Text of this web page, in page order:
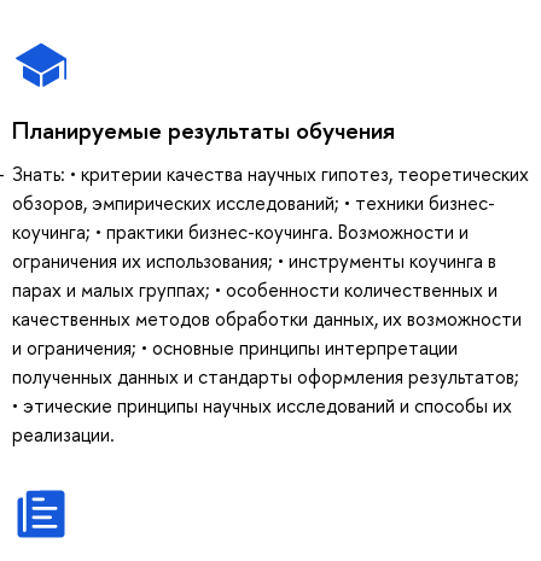
Планируемые результаты обучения
Знать: • критерии качества научных гипотез, теоретических
обзоров, эмпирических исследований; • техники бизнес-
коучинга; • практики бизнес-коучинга. Возможности и
ограничения их использования; • инструменты коучинга в
парах и малых группах; • особенности количественных и
качественных методов обработки данных, их возможности
и ограничения; • основные принципы интерпретации
полученных данных и стандарты оформления результатов;
• этические принципы научных исследований и способы их
реализации.